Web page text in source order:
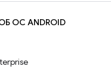
ОС ANDROID